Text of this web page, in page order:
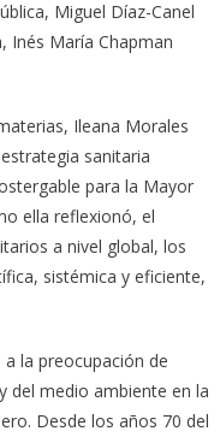
Miguel Díaz-Canel
Inés María Chapman
Ileana Morales
sanitaria
para la Mayor
ella reflexionó, el
a nivel global, los
sistémica y eficiente,
la preocupación de
del medio ambiente en la
Desde los años 70 del